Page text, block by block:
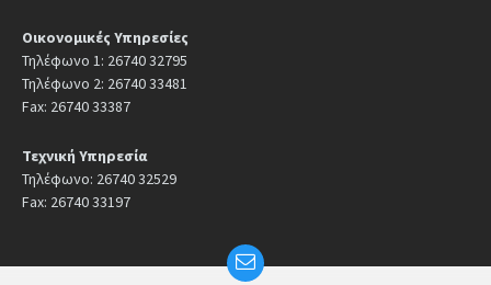
Οικονομικές Υπηρεσίες
Τηλέφωνο 1: 26740 32795
Τηλέφωνο 2: 26740 33481
Fax: 26740 33387
Τεχνική Υπηρεσία
Τηλέφωνο: 26740 32529
Fax: 26740 33197